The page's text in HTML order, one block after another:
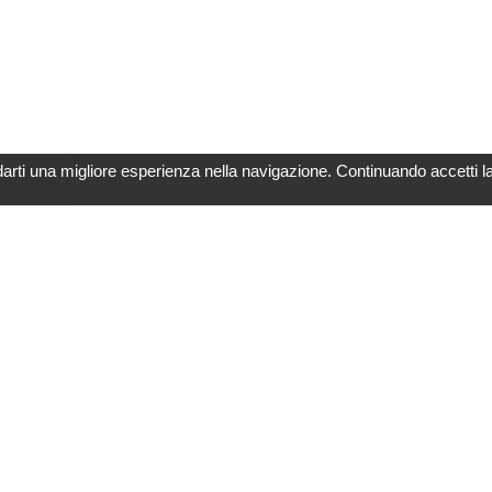
una migliore esperienza nella navigazione. Continuando accetti